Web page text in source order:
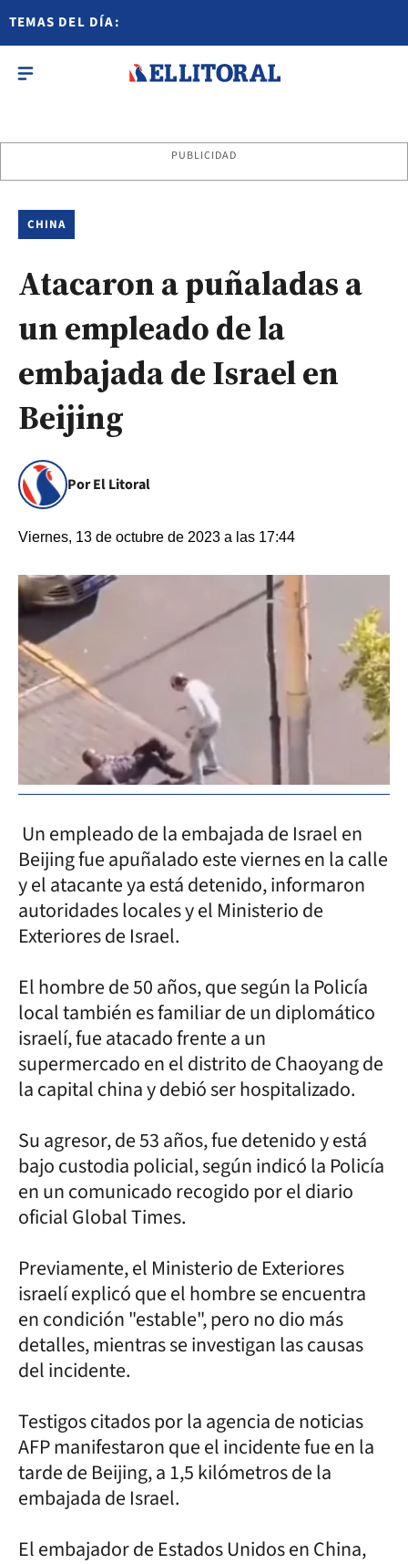
TEMAS DEL DÍA:
PUBLICIDAD
CHINA
Atacaron a puñaladas a
un empleado de la
embajada de Israel en
Beijing
Por El Litoral
Viernes, 13 de octubre de 2023 a las 17:44
Un empleado de la embajada de Israel en
Beijing fue apuñalado este viernes en la calle
y el atacante ya está detenido, informaron
autoridades locales y el Ministerio de
Exteriores de Israel.
El hombre de 50 años, que según la Policía
local también es familiar de un diplomático
israelí, fue atacado frente a un
supermercado en el distrito de Chaoyang de
la capital china y debió ser hospitalizado.
Su agresor, de 53 años, fue detenido y está
bajo custodia policial, según indicó la Policía
en un comunicado recogido por el diario
oficial Global Times.
Previamente, el Ministerio de Exteriores
israelí explicó que el hombre se encuentra
en condición "estable", pero no dio más
detalles, mientras se investigan las causas
del incidente.
Testigos citados por la agencia de noticias
AFP manifestaron que el incidente fue en la
tarde de Beijing, a 1,5 kilómetros de la
embajada de Israel.
El embajador de Estados Unidos en China,